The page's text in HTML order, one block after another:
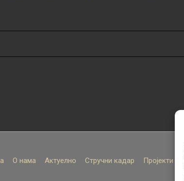
О нама Актуелно Стручни кадар Пројекти